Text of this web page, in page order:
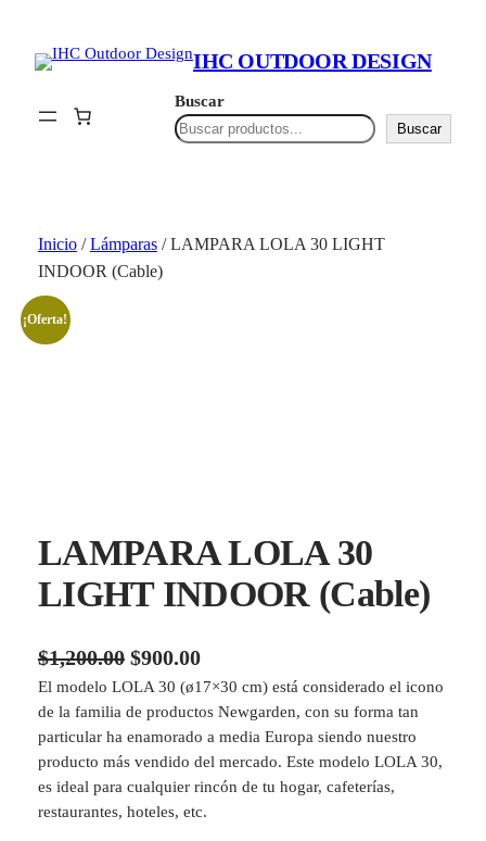
contenido
IHC OUTDOOR DESIGN
Buscar
Buscar
Inicio/Lámparas/ LAMPARA LOLA 30 LIGHT
INDOOR (Cable)
¡Oferta!
LAMPARA LOLA 30
LIGHT INDOOR (Cable)
$1,200.00 E
l
r
e
$900.00E
l
r
e
El modelo LOLA 30 (ø17×30 cm) está considerado el icono
de la familia de productos Newgarden, con su forma tan
particular ha enamorado a media Europa siendo nuestro
producto más vendido del mercado. Este modelo LOLA 30,
es ideal para cualquier rincón de tu hogar, cafeterías,
restaurantes, hoteles, etc.